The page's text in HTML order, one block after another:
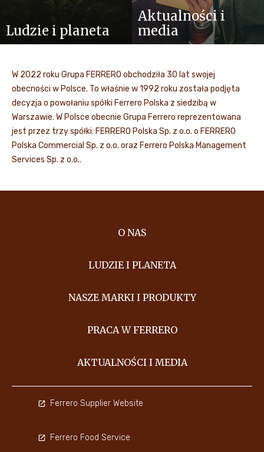
Ludzie i planeta
Aktualności i
media
W 2022 roku Grupa FERRERO obchodziła 30 lat swojej
obecności w Polsce. To właśnie w 1992 roku została podjęta
decyzja o powołaniu spółki Ferrero Polska z siedzibą w
Warszawie. W Polsce obecnie Grupa Ferrero reprezentowana
jest przez trzy spółki: FERRERO Polska Sp. z o.o. o FERRERO
Polska Commercial Sp. z o.o. oraz Ferrero Polska Management
Services Sp. z o.o..
O NAS
LUDZIE I PLANETA
NASZE MARKI I PRODUKTY
PRACA W FERRERO
AKTUALNOŚCI I MEDIA
Ferrero Supplier Website
Ferrero Food Service